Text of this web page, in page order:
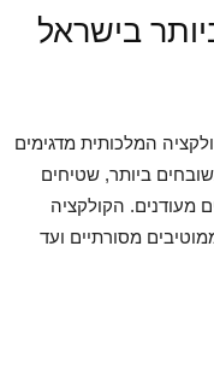
המלכותית מדגימים
ביותר, שטיחים
מעודנים. הקולקציה
מסורתיים ועד